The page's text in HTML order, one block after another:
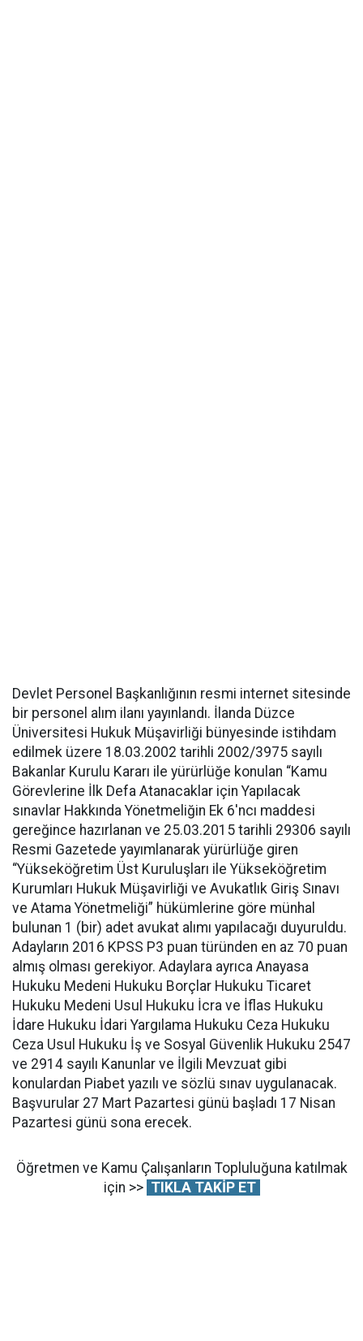
Devlet Personel Başkanlığının resmi internet sitesinde
bir personel alım ilanı yayınlandı. İlanda Düzce
Üniversitesi Hukuk Müşavirliği bünyesinde istihdam
edilmek üzere 18.03.2002 tarihli 2002/3975 sayılı
Bakanlar Kurulu Kararı ile yürürlüğe konulan “Kamu
Görevlerine İlk Defa Atanacaklar için Yapılacak
sınavlar Hakkında Yönetmeliğin Ek 6'ncı maddesi
gereğince hazırlanan ve 25.03.2015 tarihli 29306 sayılı
Resmi Gazetede yayımlanarak yürürlüğe giren
“Yükseköğretim Üst Kuruluşları ile Yükseköğretim
Kurumları Hukuk Müşavirliği ve Avukatlık Giriş Sınavı
ve Atama Yönetmeliği” hükümlerine göre münhal
bulunan 1 (bir) adet avukat alımı yapılacağı duyuruldu.
Adayların 2016 KPSS P3 puan türünden en az 70 puan
almış olması gerekiyor. Adaylara ayrıca Anayasa
Hukuku Medeni Hukuku Borçlar Hukuku Ticaret
Hukuku Medeni Usul Hukuku İcra ve İflas Hukuku
İdare Hukuku İdari Yargılama Hukuku Ceza Hukuku
Ceza Usul Hukuku İş ve Sosyal Güvenlik Hukuku 2547
ve 2914 sayılı Kanunlar ve İlgili Mevzuat gibi
konulardan Piabet yazılı ve sözlü sınav uygulanacak.
Başvurular 27 Mart Pazartesi günü başladı 17 Nisan
Pazartesi günü sona erecek.
Öğretmen ve Kamu Çalışanların Topluluğuna katılmak
için >> TIKLA TAKİP ET